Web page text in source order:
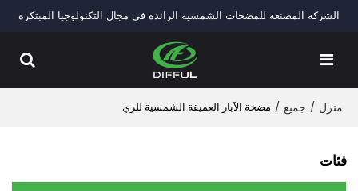
الشركة المصنعة للمضخات الشمسية الرائدة في مجال التكنولوجيا المبتكرة
منزل / جميع / مضخة الآبار العميقة الشمسية للري
فئات